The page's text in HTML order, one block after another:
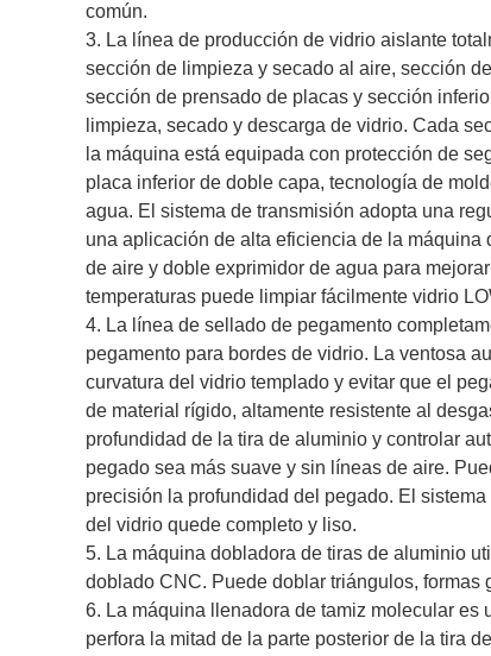
común.
3. La línea de producción de vidrio aislante
sección de limpieza y secado al aire, sección
sección de prensado de placas y sección
limpieza, secado y descarga de vidrio. Cada
la máquina está equipada con protección de
placa inferior de doble capa, tecnología de
agua. El sistema de transmisión adopta una
una aplicación de alta eficiencia de la
de aire y doble exprimidor de agua para
temperaturas puede limpiar fácilmente vidrio
4. La línea de sellado de pegamento
pegamento para bordes de vidrio. La ventosa
curvatura del vidrio templado y evitar que el
de material rígido, altamente resistente al
profundidad de la tira de aluminio y controlar
pegado sea más suave y sin líneas de aire.
precisión la profundidad del pegado. El
del vidrio quede completo y liso.
5. La máquina dobladora de tiras de aluminio
doblado CNC. Puede doblar triángulos, formas
6. La máquina llenadora de tamiz molecular
perfora la mitad de la parte posterior de la tira